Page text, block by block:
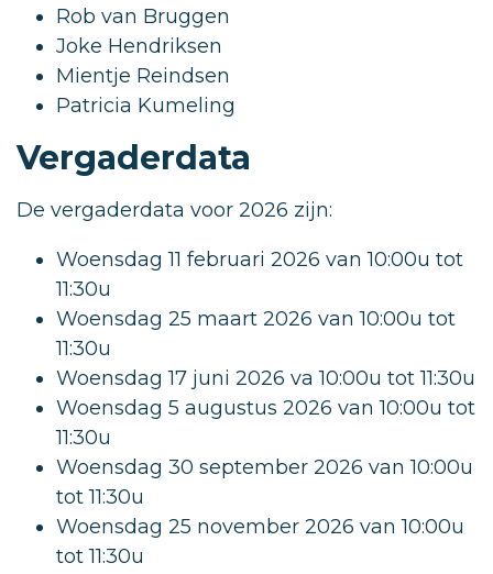
Rob van Bruggen
Joke Hendriksen
Mientje Reindsen
Patricia Kumeling
Vergaderdata
De vergaderdata voor 2026 zijn:
Woensdag 11 februari 2026 van 10:00u tot
11:30u
Woensdag 25 maart 2026 van 10:00u tot
11:30u
Woensdag 17 juni 2026 va 10:00u tot 11:30u
Woensdag 5 augustus 2026 van 10:00u tot
11:30u
Woensdag 30 september 2026 van 10:00u
tot 11:30u
Woensdag 25 november 2026 van 10:00u
tot 11:30u